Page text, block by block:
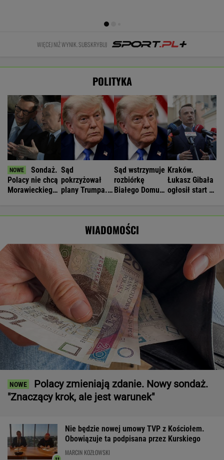
WIĘCEJ NIŻ WYNIK. SUBSKRYBUJ
POLITYKA
Sondaż.
Polacy nie chcą
Morawieckiego
Sąd
pokrzyżował
plany Trumpa.
historii"
Sąd wstrzymuje
rozbiórkę
Białego Domu.
Kraków.
Łukasz Gibała
ogłosił start w
WIADOMOŚCI
Polacy zmieniają zdanie. Nowy sondaż.
"Znaczący krok, ale jest warunek"
Nie będzie nowej umowy TVP z Kościołem.
Obowiązuje ta podpisana przez Kurskiego
MARCIN KOZŁOWSKI